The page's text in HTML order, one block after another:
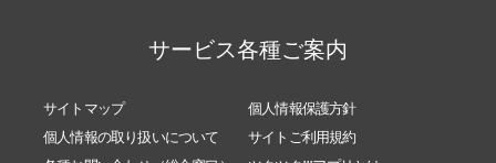
サービス各種ご案内
サイトマップ
個人情報保護方針
個人情報の取り扱いについて
サイトご利用規約